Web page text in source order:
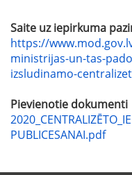
Saite uz iepirkuma
https://
ministrijas-un-tas-
izsludinamo-
Pievienotie dokumenti
PUBLICESANAI.pdf